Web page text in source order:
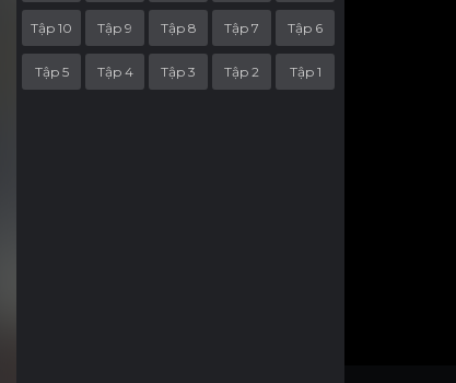
Tập 10 Tập 9 Tập 8 Tập 7 Tập 6
Tập 5 Tập 4 Tập 3 Tập 2 Tập 1